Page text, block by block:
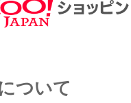
ついて